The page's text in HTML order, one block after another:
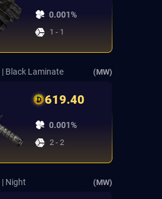
0.001%
1 - 1
| Black Laminate (MW)
619.40
0.001%
2 - 2
| Night (MW)